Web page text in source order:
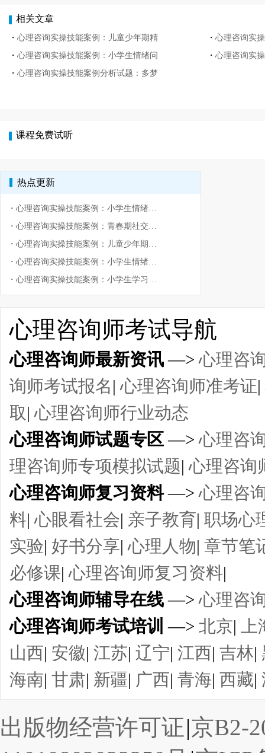
相关文章
・ 心理咨询实操技能案例：儿童少年期精 ・ 心理咨询实
・ 心理咨询实操技能案例：小学生情绪问 ・ 心理咨询实
・ 心理咨询实操技能案例分析试题：多梦
课程免费试听
热点更新
・ 心理咨询实操技能案例：小学生情绪问题之愤怒
・ 心理咨询实操技能案例：青春期社交恐惧问题
・ 心理咨询实操技能案例：儿童少年期精神障碍
・ 心理咨询实操技能案例：小学生情绪问题之不合群
・ 心理咨询实操技能案例：小学生学习问题之缺乏毅力
心理咨询师考试导航
心理咨询师最新资讯—>心理咨
询师考试报名|心理咨询师准考证|
取|心理咨询师行业动态
心理咨询师试题专区—>心理咨
理咨询师专项模拟试题|心理咨询
心理咨询师复习资料—>心理咨
料|心眼看社会| 亲子教育| 职场心
实验| 好书分享|心理人物| 章节笔
必修课|心理咨询师复习资料|
心理咨询师辅导在线—>心理咨
心理咨询师考试培训 —> 北京|
山西| 安徽| 江苏| 辽宁| 江西| 吉林|
海南| 甘肃| 新疆| 广西| 青海| 西藏|
出版物经营许可证|京B2-